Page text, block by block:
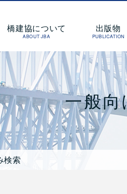
橋梁建設協会
橋建協について
ABOUT JBA
出版物
PUBLICATION
一般
検索